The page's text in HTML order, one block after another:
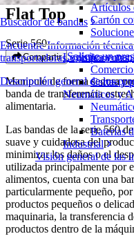
Buscador de bandas
Encuentre Información
transportadoras,
Descripción general de los
Artículos
Cartón
Logística y
Cartas y
Neumáticos y
Baterías
Industrial
Visión general de las
Flat Top
Serie 560
Compartir Solicite un
Manipule de forma segura
banda de transferencia
alimentaria.
Las bandas de la serie 560
suave y cuidadosa del
minimizar los daños o el
utilizada principalmente por
alimentos, cuenta con una
particularmente pequeño,
productos pequeños o
maquinaria, la transferencia
productos dentro de la